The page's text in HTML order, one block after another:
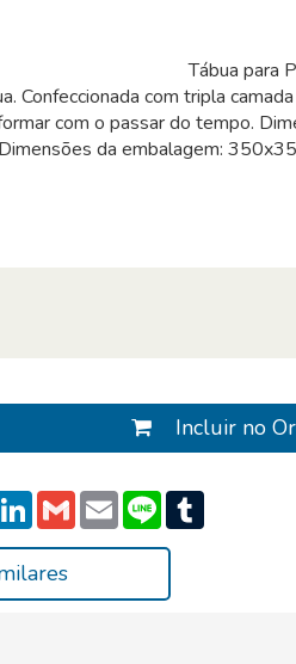
Tábua para
Confeccionada com tripla
com o passar do tempo.
da embalagem:
Incluir no
LinkedInGmailEmailLine